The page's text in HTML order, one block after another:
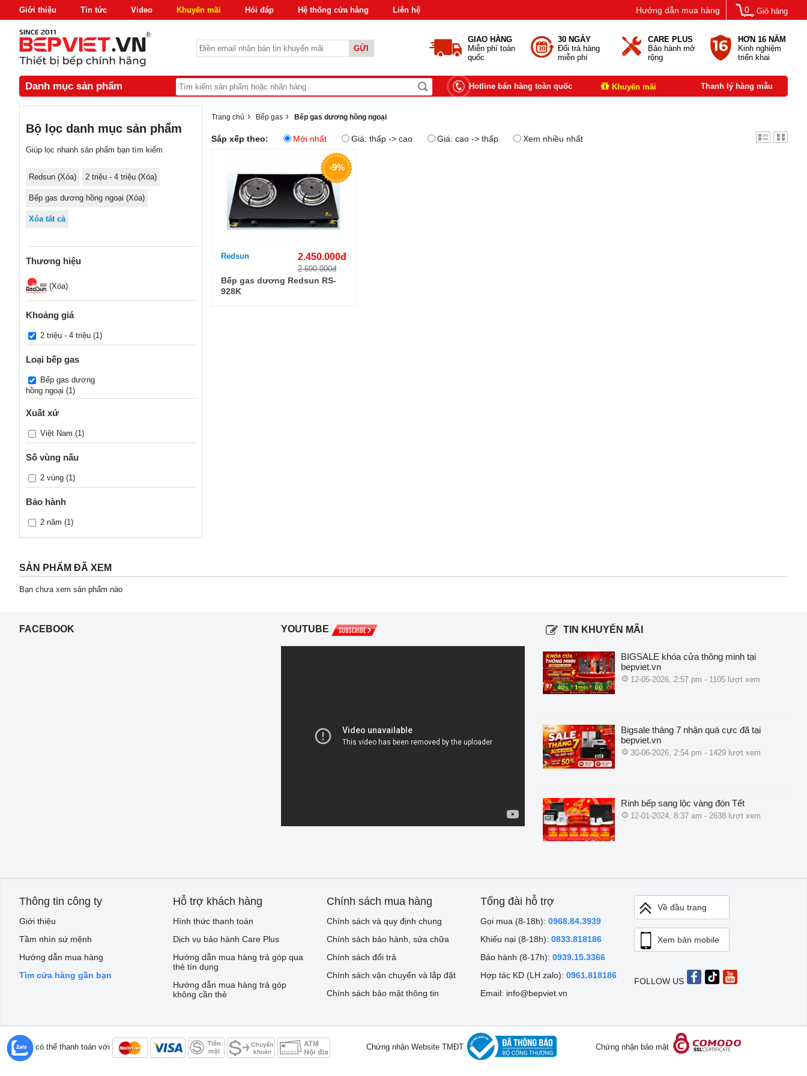
Giới thiệu Tin tức Video Khuyến mãi Hỏi đáp Hệ thống cửa hàng Liên hệ Giỏ hàng
0
Hướng dẫn mua hàng
GỬI
GIAO HÀNG
Miễn phí toàn
quốc
30 NGÀY
Đổi trả hàng
miễn phí
CARE PLUS
Bảo hành mở
rộng
HƠN 16 NĂM
Kinh nghiệm
triển khai
Danh mục sản phẩm Hotline bán hàng toàn quốc Khuyến mãi Thanh lý hàng mẫu
Trang chủ › Bếp gas › Bếp gas dương hồng ngoại
Sắp xếp theo: Mới nhất Giá: thấp -> cao Giá: cao -> thấp Xem nhiều nhất
-9%
Redsun 2.450.000đ
2.690.000đ
Bếp gas dương Redsun RS-
928K
Bộ lọc danh mục sản phẩm
Giúp lọc nhanh sản phẩm bạn tìm kiếm
Redsun (Xóa) 2 triệu - 4 triệu (Xóa)
Bếp gas dương hồng ngoại (Xóa)
Xóa tất cả
Thương hiệu
(Xóa)
Khoảng giá
2 triệu - 4 triệu (1)
Loại bếp gas
Bếp gas dương
hồng ngoại (1)
Xuất xứ
Việt Nam (1)
Số vùng nấu
2 vùng (1)
Bảo hành
2 năm (1)
SẢN PHẨM ĐÃ XEM
Bạn chưa xem sản phẩm nào
FACEBOOK YOUTUBE TIN KHUYẾN MÃI
BIGSALE khóa cửa thông minh tại
bepviet.vn
12-05-2026, 2:57 pm - 1105 lượt xem
Bigsale tháng 7 nhận quà cực đã tại
bepviet.vn
30-06-2026, 2:54 pm - 1429 lượt xem
Rinh bếp sang lộc vàng đón Tết
12-01-2024, 8:37 am - 2638 lượt xem
Thông tin công ty
Giới thiệu
Tầm nhìn sứ mệnh
Hướng dẫn mua hàng
Tìm cửa hàng gần bạn
Hỗ trợ khách hàng
Hình thức thanh toán
Dịch vụ bảo hành Care Plus
Hướng dẫn mua hàng trả góp qua
thẻ tín dụng
Hướng dẫn mua hàng trả góp
không cần thẻ
Chính sách mua hàng
Chính sách và quy định chung
Chính sách bảo hành, sửa chữa
Chính sách đổi trả
Chính sách vận chuyển và lắp đặt
Chính sách bảo mật thông tin
Tổng đài hỗ trợ
Gọi mua (8-18h): 0968.84.3939
Khiếu nại (8-18h): 0833.818186
Bảo hành (8-17h): 0939.15.3366
Hợp tác KD (LH zalo): 0961.818186
Email: info@bepviet.vn
Về đầu trang
Xem bản mobile
FOLLOW US
Bạn có thể thanh toán với Chứng nhận Website TMĐT Chứng nhận bảo mật